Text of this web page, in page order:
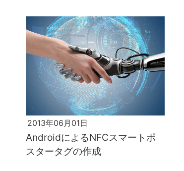
2013年06月01日
AndroidによるNFCスマートポ
スタータグの作成